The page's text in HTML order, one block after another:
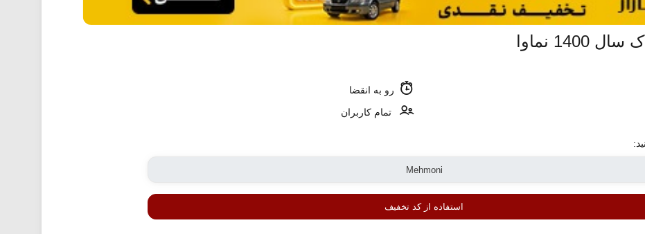
نماوا
رو به انقضا
تمام کاربران
استفاده از کد تخفیف